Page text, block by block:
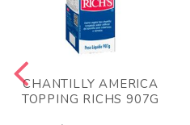
CHANTILLY AMERICA
TOPPING RICHS 907G